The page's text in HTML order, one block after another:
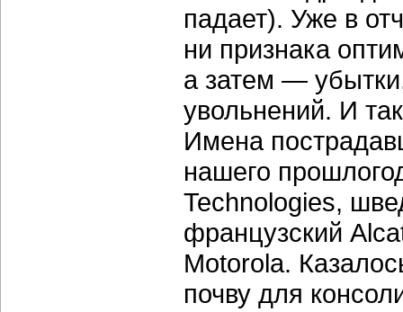
падает). Уже в
ни признака
а затем —
увольнений. И
Имена
нашего
Technologies,
французский
Motorola.
почву для